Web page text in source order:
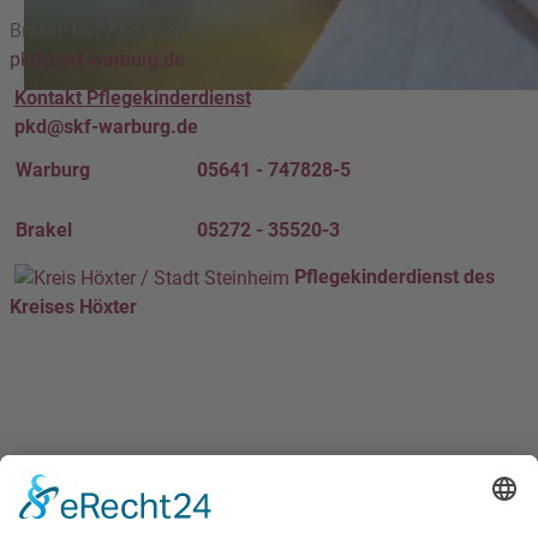
Brakel: 05272-35520-3
pkd@skf-warburg.de
Kontakt Pflegekinderdienst
pkd@skf-warburg.de
Warburg
05641 - 747828-5
Brakel 05272 - 35520-3
Pflegekinderdienst des
Kreises Höxter